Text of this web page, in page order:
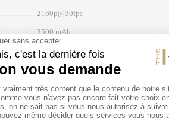
2160p@30fps
3500 mAh
Li-Ion
non
Oui
Oui